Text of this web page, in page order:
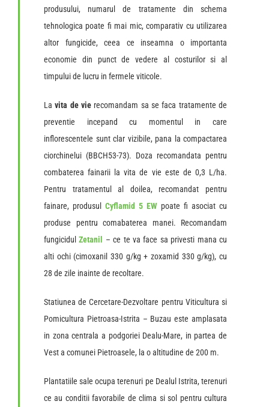
produsului, numarul de tratamente din schema
tehnologica poate fi mai mic, comparativ cu utilizarea
altor fungicide, ceea ce inseamna o importanta
economie din punct de vedere al costurilor si al
timpului de lucru in fermele viticole.
Lavita de vie recomandam sa se faca tratamente de
preventie incepand cu momentul in care
inflorescentele sunt clar vizibile, pana la compactarea
ciorchinelui (BBCH53-73). Doza recomandata pentru
combaterea fainarii la vita de vie este de 0,3 L/ha.
Pentru tratamentul al doilea, recomandat pentru
fainare, produsul Cyflamid 5 EW poate fi asociat cu
produse pentru comabaterea manei. Recomandam
fungicidulZetanil
– ce te va face sa privesti mana cu
alti ochi (cimoxanil 330 g/kg + zoxamid 330 g/kg), cu
28 de zile inainte de recoltare.
Statiunea de Cercetare-Dezvoltare pentru Viticultura si
Pomicultura Pietroasa-Istrita – Buzau este amplasata
in zona centrala a podgoriei Dealu-Mare, in partea de
Vest a comunei Pietroasele, la o altitudine de 200 m.
Plantatiile sale ocupa terenuri pe Dealul Istrita, terenuri
ce au conditii favorabile de clima si sol pentru cultura